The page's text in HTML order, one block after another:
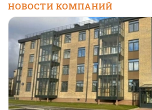
НОВОСТИ КОМПАНИЙ